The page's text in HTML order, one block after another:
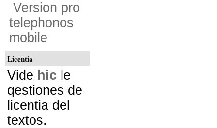
Version pro
telephonos
mobile
Licentia
Vide hic le
qestiones de
licentia del
textos.